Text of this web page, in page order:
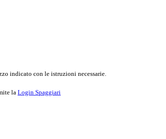
indicato con le istruzioni necessarie.
la Login Spaggiari